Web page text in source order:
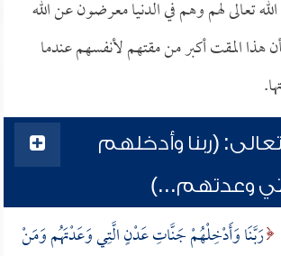
تعالى لهم وهم في الدنيا معرضون عن الله
هذا المقت أكبر من مقتهم لأنفسهم عندما
(ربنا وأدخلهم
وعدتهم...)
رَبَّنَا وَأَدْخِلْهُمْ جَنَّاتِ عَدْنٍ الَّتِي وَعَدْتَهُم وَمَنْ